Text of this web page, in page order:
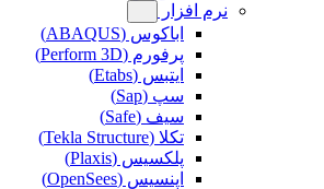
نرم افزار
اباکوس (ABAQUS)
پرفورم (Perform 3D)
ایتبس (Etabs)
سپ (Sap)
سیف (Safe)
تکلا (Tekla Structure)
پلکسیس (Plaxis)
اپنسیس (OpenSees)